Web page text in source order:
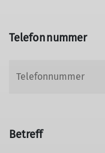
Telefonnummer
Betreff